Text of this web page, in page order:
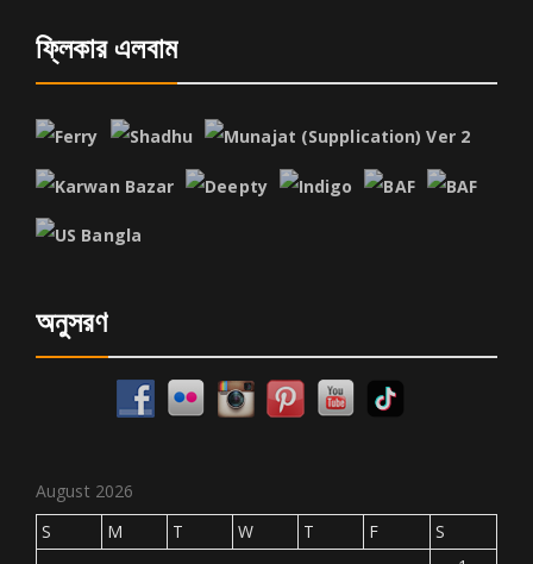
ফ্লিকার এলবাম
অনুসরণ
August 2026
S
M T W T F
S